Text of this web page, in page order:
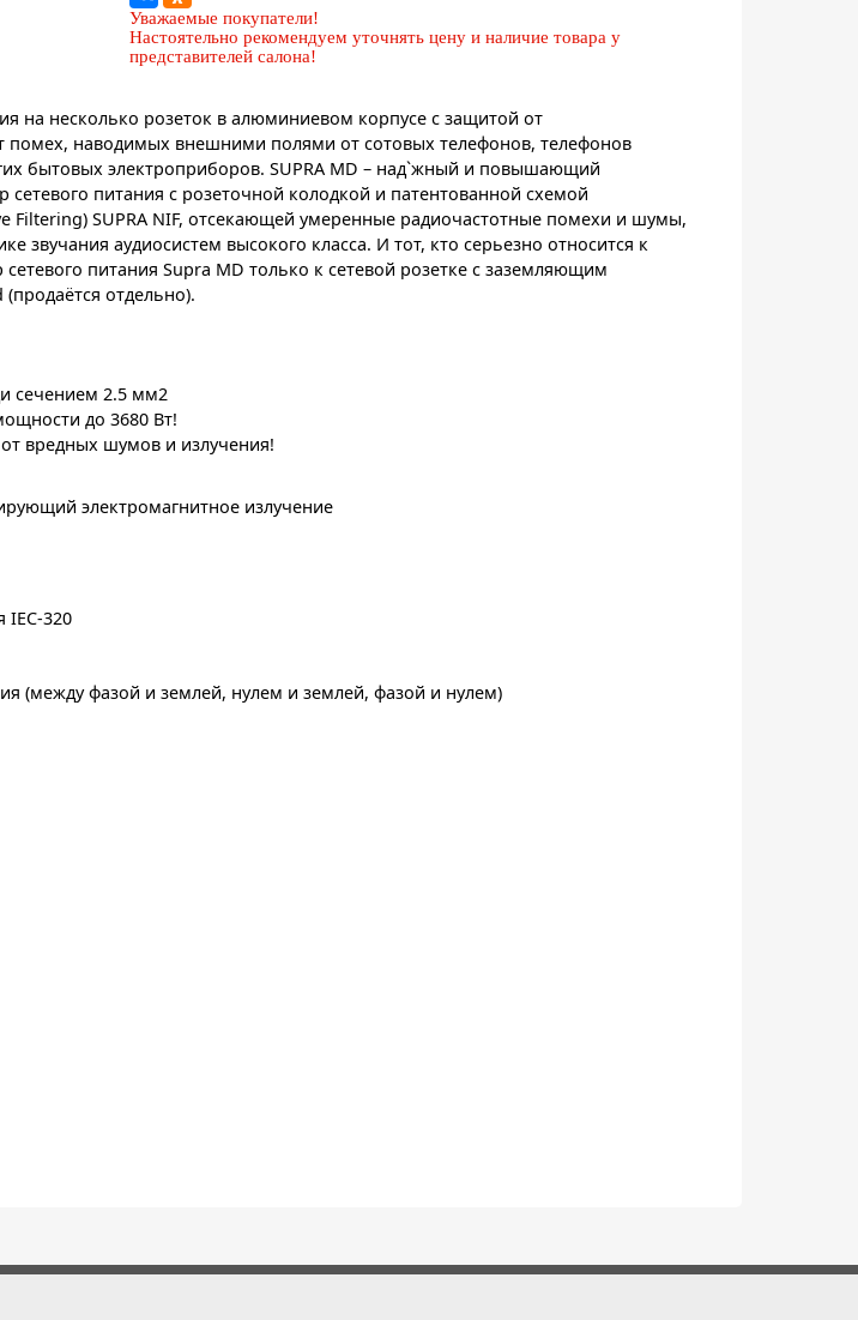
Уважаемые покупатели!
Настоятельно рекомендуем уточнять цену и наличие товара у
представителей салона!
на несколько розеток в алюминиевом корпусе с защитой от
наводимых внешними полями от сотовых телефонов, телефонов
бытовых электроприборов. SUPRA MD – над`жный и повышающий
сетевого питания с розеточной колодкой и патентованной схемой
Filtering) SUPRA NIF, отсекающей умеренные радиочастотные помехи и шумы,
звучания аудиосистем высокого класса. И тот, кто серьезно относится к
питания Supra MD только к сетевой розетке с заземляющим
отдельно).
сечением 2.5 мм2
до 3680 Вт!
вредных шумов и излучения!
электромагнитное излучение
IEC-320
(между фазой и землей, нулем и землей, фазой и нулем)